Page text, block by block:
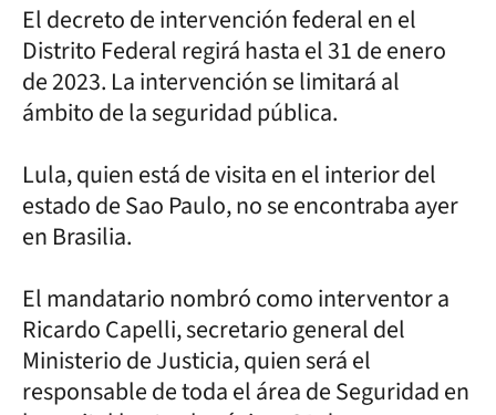
El decreto de intervención federal en el
Distrito Federal regirá hasta el 31 de enero
de 2023. La intervención se limitará al
ámbito de la seguridad pública.
Lula, quien está de visita en el interior del
estado de Sao Paulo, no se encontraba ayer
en Brasilia.
El mandatario nombró como interventor a
Ricardo Capelli, secretario general del
Ministerio de Justicia, quien será el
responsable de toda el área de Seguridad en